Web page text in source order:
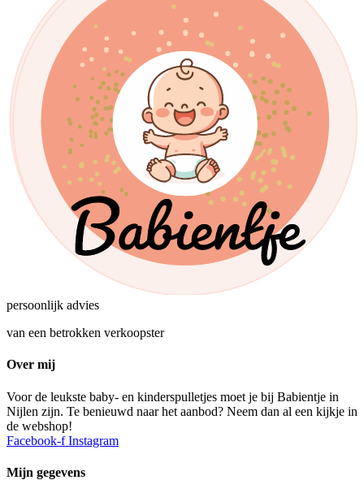
persoonlijk advies
van een betrokken verkoopster
Over mij
Voor de leukste baby- en kinderspulletjes moet je bij Babientje in
Nijlen zijn. Te benieuwd naar het aanbod? Neem dan al een kijkje in
de webshop!
Facebook-f Instagram
Mijn gegevens